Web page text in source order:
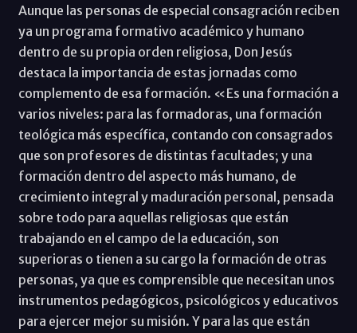
Aunque las personas de especial consagración reciben
ya un programa formativo académico y humano
dentro de su propia orden religiosa, Don Jesús
destaca la importancia de estas jornadas como
complemento de esa formación. «Es una formación a
varios niveles: para las formadoras, una formación
teológica más específica, contando con consagrados
que son profesores de distintas facultades; y una
formación dentro del aspecto más humano, de
crecimiento integral y maduración personal, pensada
sobre todo para aquellas religiosas que están
trabajando en el campo de la educación, son
superioras o tienen a su cargo la formación de otras
personas, ya que es comprensible que necesitan unos
instrumentos pedagógicos, psicológicos y educativos
para ejercer mejor su misión. Y para las que están